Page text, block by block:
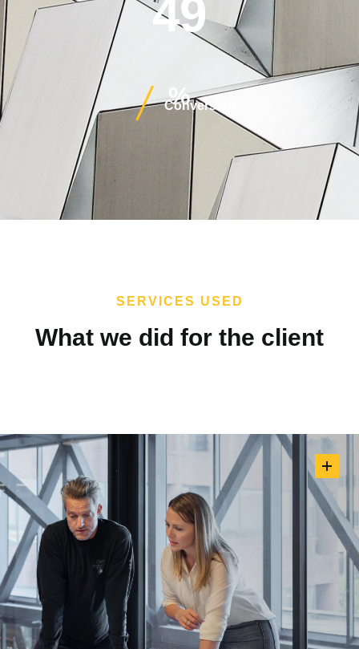
49
%
Conversion
SERVICES USED
What we did for the client